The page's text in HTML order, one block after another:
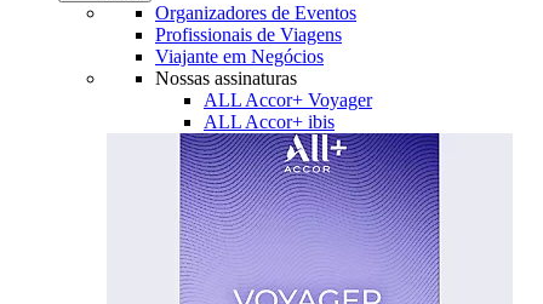
Organizadores de Eventos
Profissionais de Viagens
Viajante em Negócios
Nossas assinaturas
ALL Accor+ Voyager
ALL Accor+ ibis